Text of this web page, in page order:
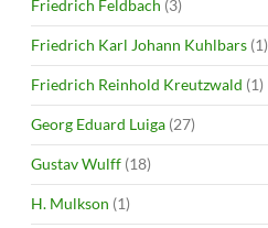
Friedrich Feldbach (3)
Friedrich Karl Johann Kuhlbars (1)
Friedrich Reinhold Kreutzwald (1)
Georg Eduard Luiga (27)
Gustav Wulff (18)
H. Mulkson (1)